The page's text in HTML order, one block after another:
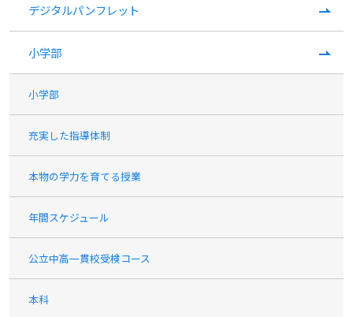
デジタルパンフレット
小学部
小学部
充実した指導体制
本物の学力を育てる授業
年間スケジュール
公立中高一貫校受検コース
本科